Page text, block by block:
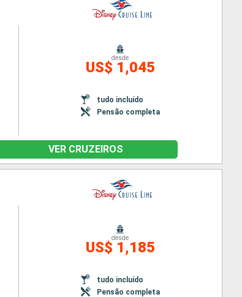
desde
US$ 1,045
tudo incluído
Pensão completa
VER CRUZEIROS
desde
US$ 1,185
tudo incluído
Pensão completa